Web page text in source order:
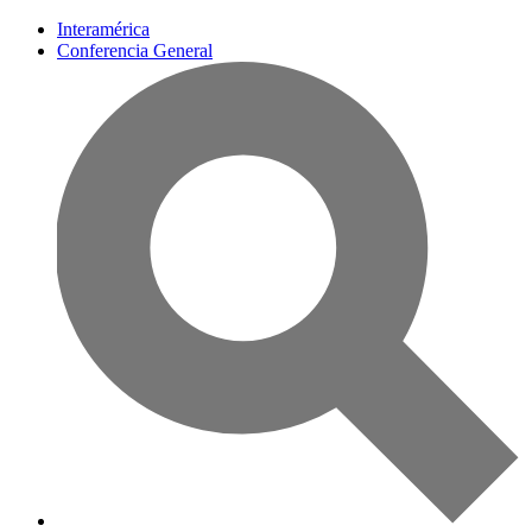
Interamérica
Conferencia General